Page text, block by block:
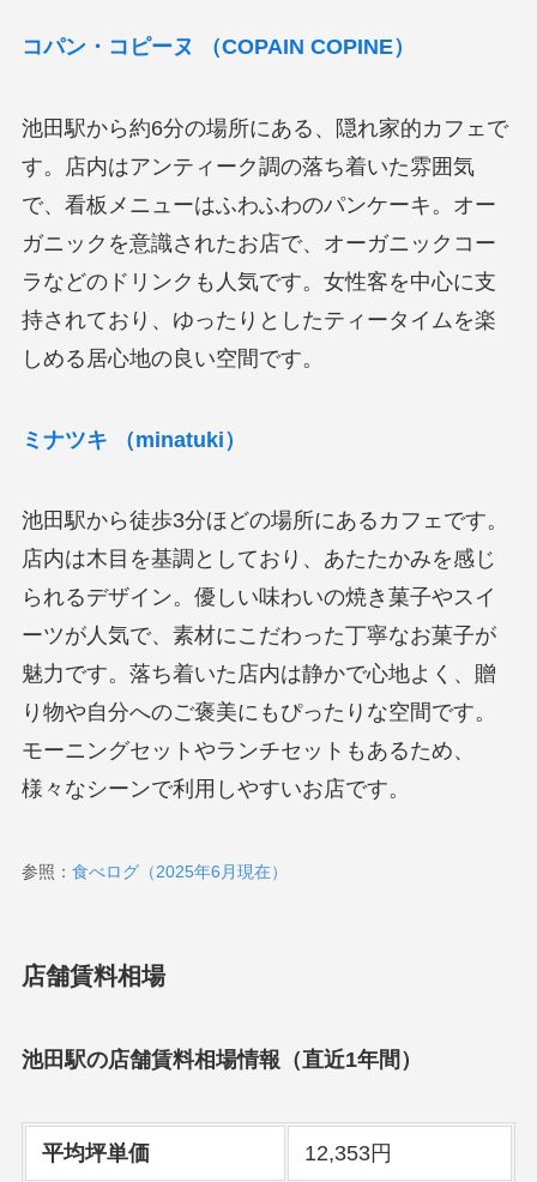
コパン・コピーヌ （COPAIN COPINE）
池田駅から約6分の場所にある、隠れ家的カフェで
す。店内はアンティーク調の落ち着いた雰囲気
で、看板メニューはふわふわのパンケーキ。オー
ガニックを意識されたお店で、オーガニックコー
ラなどのドリンクも人気です。女性客を中心に支
持されており、ゆったりとしたティータイムを楽
しめる居心地の良い空間です。
ミナツキ （minatuki）
池田駅から徒歩3分ほどの場所にあるカフェです。
店内は木目を基調としており、あたたかみを感じ
られるデザイン。優しい味わいの焼き菓子やスイ
ーツが人気で、素材にこだわった丁寧なお菓子が
魅力です。落ち着いた店内は静かで心地よく、贈
り物や自分へのご褒美にもぴったりな空間です。
モーニングセットやランチセットもあるため、
様々なシーンで利用しやすいお店です。
参照： 食べログ（2025年6月現在）
店舗賃料相場
池田駅の店舗賃料相場情報（直近1年間）
平均坪単価 12,353円